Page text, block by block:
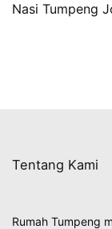
Nasi Tumpeng
Tentang Kami
Rumah Tumpeng